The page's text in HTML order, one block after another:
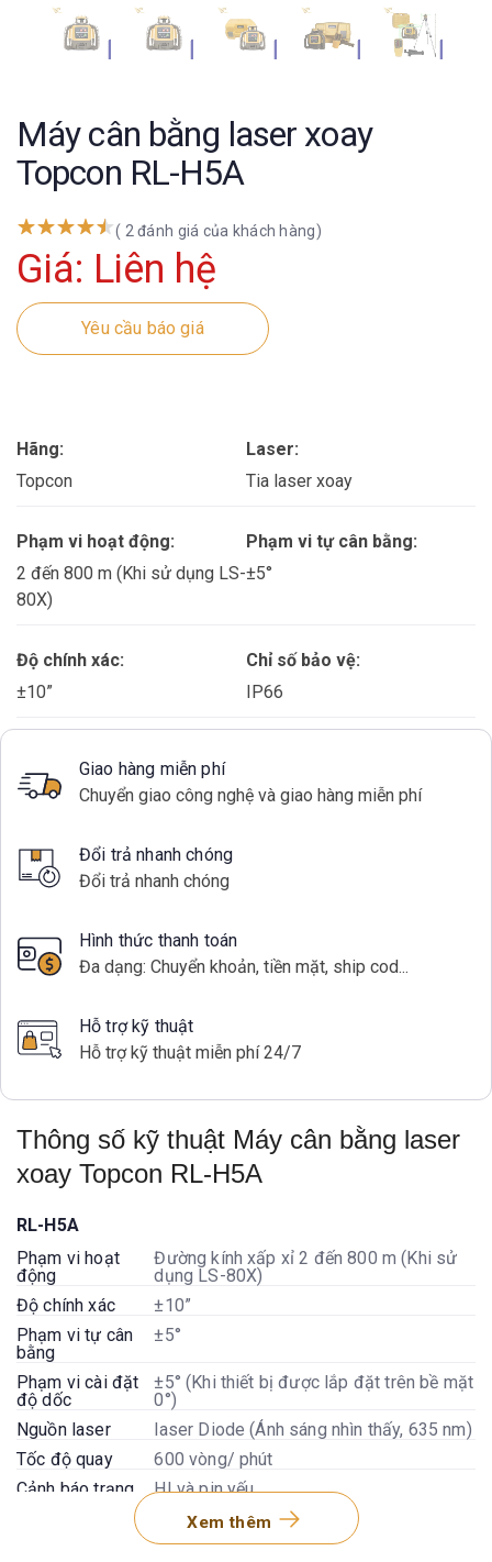
Máy cân bằng laser xoay
Topcon RL-H5A
( 2 đánh giá của khách hàng)
Giá: Liên hệ
Yêu cầu báo giá
Hãng:
Topcon
Laser:
Tia laser xoay
Phạm vi hoạt động:
2 đến 800 m (Khi sử dụng LS-
80X)
Phạm vi tự cân bằng:
±5°
Độ chính xác:
±10”
Chỉ số bảo vệ:
IP66
Giao hàng miễn phí
Chuyển giao công nghệ và giao hàng miễn phí
Đổi trả nhanh chóng
Đổi trả nhanh chóng
Hình thức thanh toán
Đa dạng: Chuyển khoản, tiền mặt, ship cod...
Hỗ trợ kỹ thuật
Hỗ trợ kỹ thuật miễn phí 24/7
Thông số kỹ thuật Máy cân bằng laser
xoay Topcon RL-H5A
RL-H5A
Phạm vi hoạt
động
Đường kính xấp xỉ 2 đến 800 m (Khi sử
dụng LS-80X)
Độ chính xác
±10”
Phạm vi tự cân
bằng
±5°
Phạm vi cài đặt
độ dốc
±5° (Khi thiết bị được lắp đặt trên bề mặt
0°)
Nguồn laser
laser Diode (Ánh sáng nhìn thấy, 635 nm)
Tốc độ quay
600 vòng/ phút
Cảnh báo trạng
HI và pin yếu
Khả năng chống
Xem thêm